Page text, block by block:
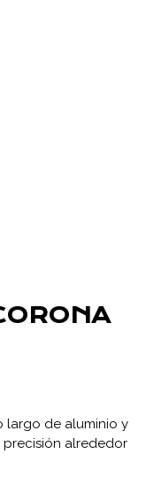
largo de aluminio y
precisión alrededor